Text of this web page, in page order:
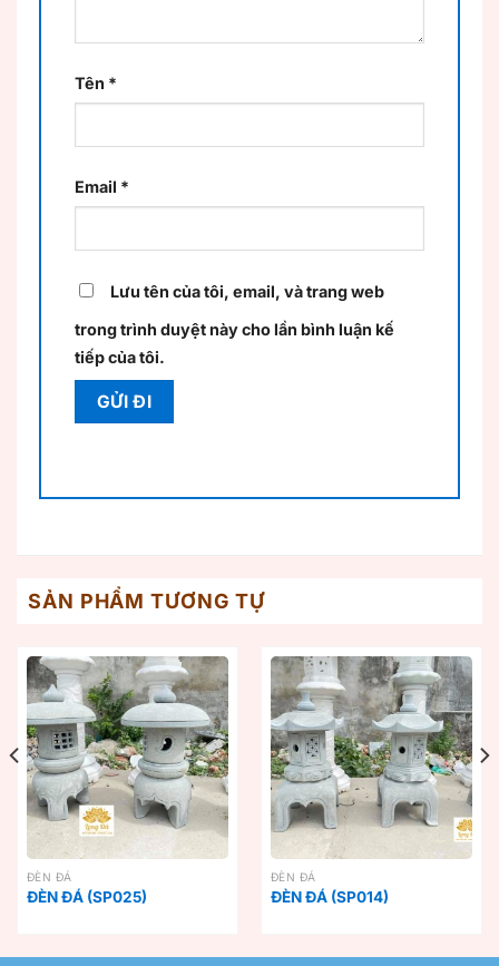
Tên *
Email *
Lưu tên của tôi, email, và trang web
trong trình duyệt này cho lần bình luận kế
tiếp của tôi.
SẢN PHẨM TƯƠNG TỰ
ĐÈN ĐÁ
ĐÈN ĐÁ (SP025)
ĐÈN ĐÁ
ĐÈN ĐÁ (SP014)